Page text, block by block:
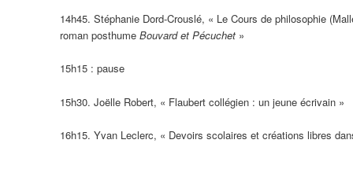
14h45. Stéphanie Dord-Crouslé, « Le Cours de philosophie
roman posthume Bouvard et Pécuchet »
15h15 : pause
15h30. Joëlle Robert, « Flaubert collégien : un jeune écrivain »
16h15. Yvan Leclerc, « Devoirs scolaires et créations libres